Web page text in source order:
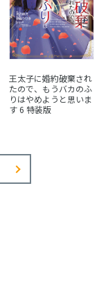
王太子に婚約破棄され
たので、もうバカのふ
りはやめようと思いま
す 6 特装版